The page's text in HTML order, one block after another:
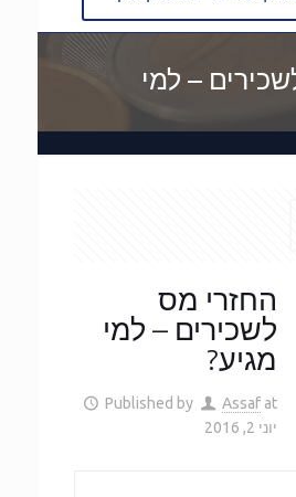
– למי
החזרי מס
לשכירים – למי
מגיע?
Published by Assaf at
יוני 2, 2016